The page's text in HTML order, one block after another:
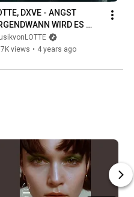
DXVE - ANGST
WIRD ES
views • 4 years ago